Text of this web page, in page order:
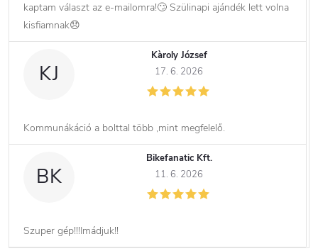
kaptam választ az e-mailomra!🙄 Szülinapi ajándék lett volna
kisfiamnak😞
KJ
Kàroly József
17. 6. 2026
Kommunákáció a bolttal több ,mint megfelelő.
BK
Bikefanatic Kft.
11. 6. 2026
Szuper gép!!!Imádjuk!!